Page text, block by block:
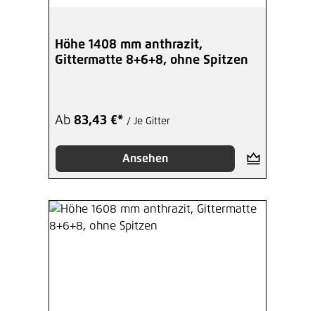
Höhe 1408 mm anthrazit,
Gittermatte 8+6+8, ohne Spitzen
Ab 83,43 €* / Je Gitter
Ansehen